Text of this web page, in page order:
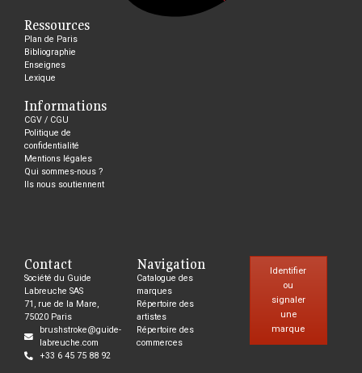
Ressources
Plan de Paris
Bibliographie
Enseignes
Lexique
Informations
CGV / CGU
Politique de
confidentialité
Mentions légales
Qui sommes-nous ?
Ils nous soutiennent
Contact
Société du Guide
Labreuche SAS
71, rue de la Mare,
75020 Paris
brushstroke@guide-
labreuche.com
+33 6 45 75 88 92
Navigation
Catalogue des
marques
Répertoire des
artistes
Répertoire des
commerces
Identifier
ou
signaler
une
marque